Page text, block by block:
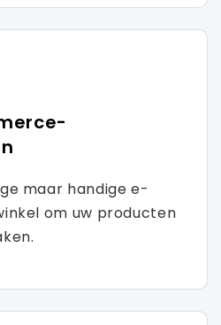
maar handige e-
om uw producten